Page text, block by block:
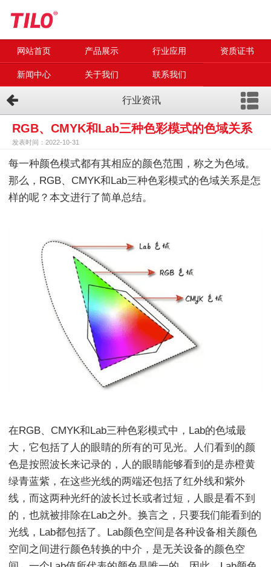
网站首页 产品展示 行业应用 资质证书
新闻中心 关于我们 联系我们
行业资讯
RGB、CMYK和Lab三种色彩模式的色域关系
发表时间：2022-10-31
每一种颜色模式都有其相应的颜色范围，称之为色域。
那么，RGB、CMYK和Lab三种色彩模式的色域关系是怎
样的呢？本文进行了简单总结。
在RGB、CMYK和Lab三种色彩模式中，Lab的色域最
大，它包括了人的眼睛的所有的可见光。人们看到的颜
色是按照波长来记录的，人的眼睛能够看到的是赤橙黄
绿青蓝紫，在这些光线的两端还包括了红外线和紫外
线，而这两种光纤的波长过长或者过短，人眼是看不到
的，也就被排除在Lab之外。换言之，只要我们能看到的
光线，Lab都包括了。Lab颜色空间是各种设备相关颜色
空间之间进行颜色转换的中介，是无关设备的颜色空